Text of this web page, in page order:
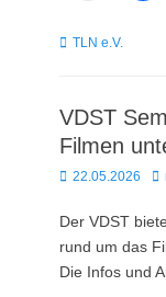
Kategorien
TLN e.V.
VDST
Filmen
Posted
22.05.2026
Der VDST
rund um das
Die Infos und